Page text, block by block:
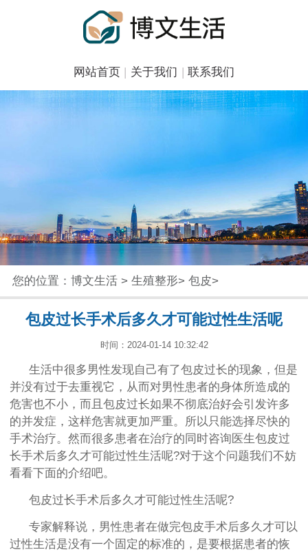
网站首页 关于我们 联系我们
您的位置： 博文生活> 生殖整形> 包皮>
包皮过长手术后多久才可能过性生活呢
时间：2024-01-14 10:32:42
生活中很多男性发现自己有了包皮过长的现象，但是
并没有过于去重视它，从而对男性患者的身体所造成的
危害也不小，而且包皮过长如果不彻底治好会引发许多
的并发症，这样危害就更加严重。所以只能选择尽快的
手术治疗。然而很多患者在治疗的同时咨询医生包皮过
长手术后多久才可能过性生活呢?对于这个问题我们不妨
看看下面的介绍吧。
包皮过长手术后多久才可能过性生活呢?
专家解释说，男性患者在做完包皮手术后多久才可以
过性生活是没有一个固定的标准的，是要根据患者的恢